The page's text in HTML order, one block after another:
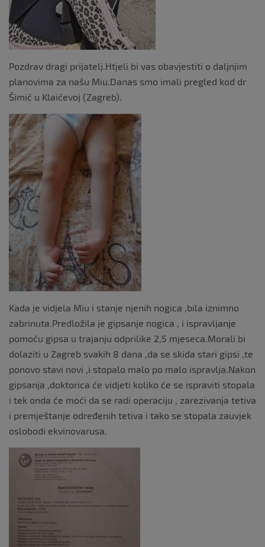
Pozdrav dragi prijatelj.Htjeli bi vas obavjestiti o daljnjim
planovima za našu Miu.Danas smo imali pregled kod dr
Šimić u Klaićevoj (Zagreb).
Kada je vidjela Miu i stanje njenih nogica ,bila iznimno
zabrinuta.Predložila je gipsanje nogica , i ispravljanje
pomoću gipsa u trajanju odprilike 2,5 mjeseca.Morali bi
dolaziti u Zagreb svakih 8 dana ,da se skida stari gipsi ,te
ponovo stavi novi ,i stopalo malo po malo ispravlja.Nakon
gipsanja ,doktorica će vidjeti koliko će se ispraviti stopala
i tek onda će moći da se radi operaciju , zarezivanja tetiva
i premještanje određenih tetiva i tako se stopala zauvjek
oslobodi ekvinovarusa.